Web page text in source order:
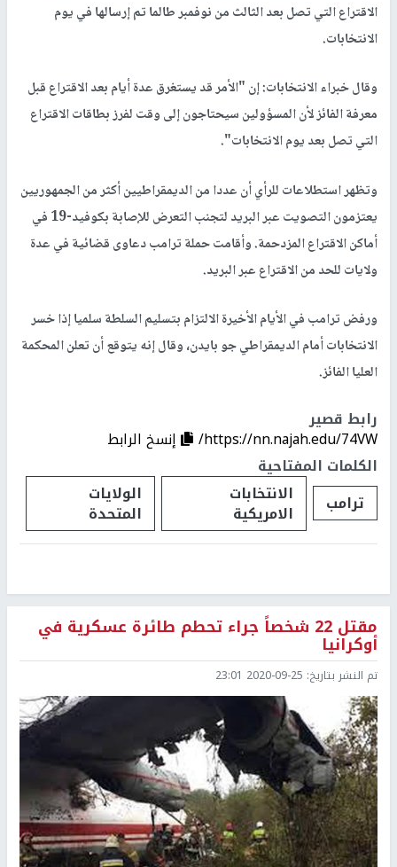
الاقتراع التي تصل بعد الثالث من نوفمبر طالما تم إرسالها في يوم
الانتخابات.
وقال خبراء الانتخابات: إن "الأمر قد يستغرق عدة أيام بعد الاقتراع قبل
معرفة الفائز لأن المسؤولين سيحتاجون إلى وقت لفرز بطاقات الاقتراع
التي تصل بعد يوم الانتخابات".
وتظهر استطلاعات للرأي أن عددا من الديمقراطيين أكثر من الجمهوريين
يعتزمون التصويت عبر البريد لتجنب التعرض للإصابة بكوفيد-19 في
أماكن الاقتراع المزدحمة. وأقامت حملة ترامب دعاوى قضائية في عدة
ولايات للحد من الاقتراع عبر البريد.
ورفض ترامب في الأيام الأخيرة الالتزام بتسليم السلطة سلميا إذا خسر
الانتخابات أمام الديمقراطي جو بايدن، وقال إنه يتوقع أن تعلن المحكمة
العليا الفائز.
رابط قصير
https://nn.najah.edu/74VW/
إنسخ الرابط
الكلمات المفتاحية
ترامب
الانتخابات
الامريكية
الولايات
المتحدة
مقتل 22 شخصاً جراء تحطم طائرة عسكرية في
أوكرانيا
تم النشر بتاريخ: 2020-09-25 23:01